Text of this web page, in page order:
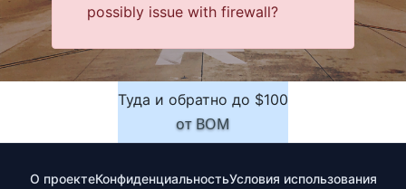
possibly issue with firewall?
Туда и обратно до $100
отBOM
О проектеКонфиденциальностьУсловия использования